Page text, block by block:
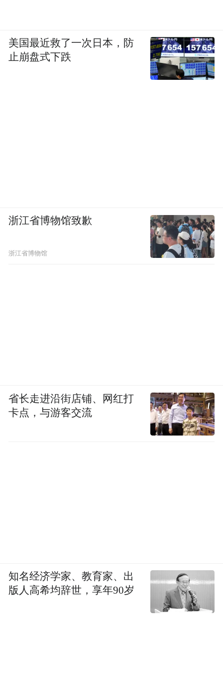
美国最近救了一次日本，防
止崩盘式下跌
浙江省博物馆致歉
浙江省博物馆
省长走进沿街店铺、网红打
卡点，与游客交流
知名经济学家、教育家、出
版人高希均辞世，享年90岁